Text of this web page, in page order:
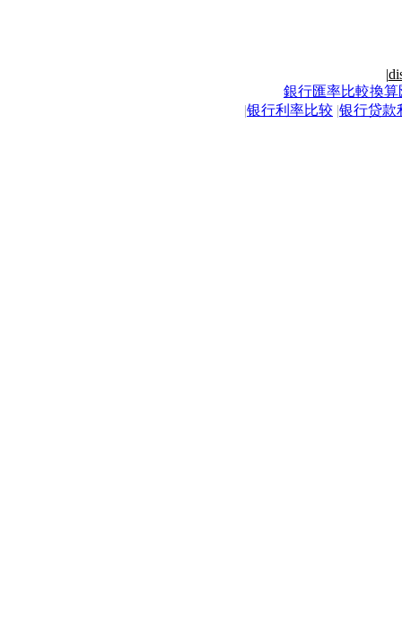
|
銀行匯率比較換算
|银行利率比较 |银行贷款